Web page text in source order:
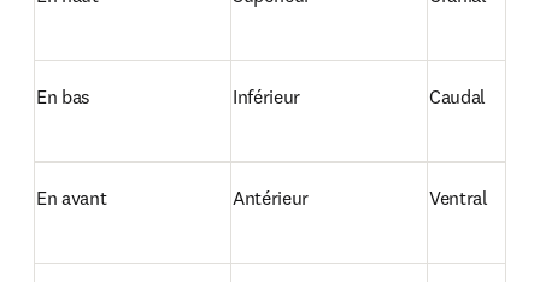
En bas Inférieur Caudal
En avant Antérieur Ventral